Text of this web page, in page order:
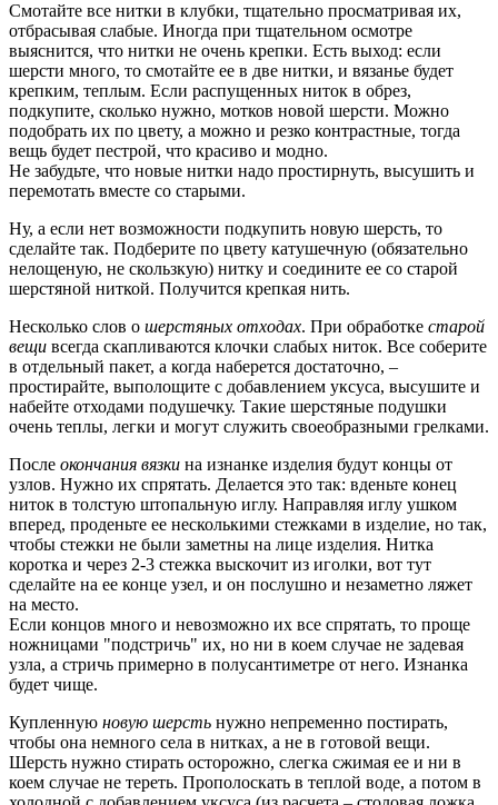
Смотайте все нитки в клубки, тщательно просматривая их,
отбрасывая слабые. Иногда при тщательном осмотре
выяснится, что нитки не очень крепки. Есть выход: если
шерсти много, то смотайте ее в две нитки, и вязанье будет
крепким, теплым. Если распущенных ниток в обрез,
подкупите, сколько нужно, мотков новой шерсти. Можно
подобрать их по цвету, а можно и резко контрастные, тогда
вещь будет пестрой, что красиво и модно.
Не забудьте, что новые нитки надо простирнуть, высушить и
перемотать вместе со старыми.
Ну, а если нет возможности подкупить новую шерсть, то
сделайте так. Подберите по цвету катушечную (обязательно
нелощеную, не скользкую) нитку и соедините ее со старой
шерстяной ниткой. Получится крепкая нить.
Несколько слов о шерстяных отходах. При обработке старой
вещи всегда скапливаются клочки слабых ниток. Все соберите
в отдельный пакет, а когда наберется достаточно, –
простирайте, выполощите с добавлением уксуса, высушите и
набейте отходами подушечку. Такие шерстяные подушки
очень теплы, легки и могут служить своеобразными грелками.
После окончания вязки на изнанке изделия будут концы от
узлов. Нужно их спрятать. Делается это так: вденьте конец
ниток в толстую штопальную иглу. Направляя иглу ушком
вперед, проденьте ее несколькими стежками в изделие, но так,
чтобы стежки не были заметны на лице изделия. Нитка
коротка и через 2-3 стежка выскочит из иголки, вот тут
сделайте на ее конце узел, и он послушно и незаметно ляжет
на место.
Если концов много и невозможно их все спрятать, то проще
ножницами "подстричь" их, но ни в коем случае не задевая
узла, а стричь примерно в полусантиметре от него. Изнанка
будет чище.
Купленную новую шерсть нужно непременно постирать,
чтобы она немного села в нитках, а не в готовой вещи.
Шерсть нужно стирать осторожно, слегка сжимая ее и ни в
коем случае не тереть. Прополоскать в теплой воде, а потом в